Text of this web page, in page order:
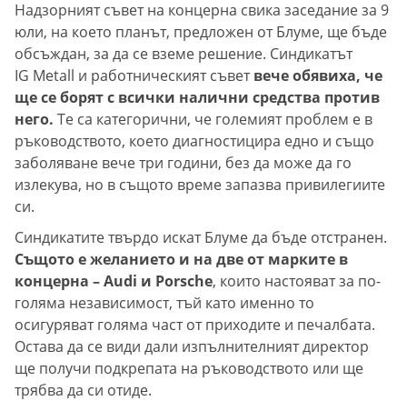
Надзорният съвет на концерна свика заседание за 9
юли, на което планът, предложен от Блуме, ще бъде
обсъждан, за да се вземе решение. Синдикатът
IG Metall и работническият съветвече обявиха, че
ще се борят с всички налични средства против
него. Те са категорични, че големият проблем е в
ръководството, което диагностицира едно и също
заболяване вече три години, без да може да го
излекува, но в същото време запазва привилегиите
си.
Синдикатите твърдо искат Блуме да бъде отстранен.
Същото е желанието и на две от марките в
концерна – Audi и Porsche, които настояват за по-
голяма независимост, тъй като именно то
осигуряват голяма част от приходите и печалбата.
Остава да се види дали изпълнителният директор
ще получи подкрепата на ръководството или ще
трябва да си отиде.